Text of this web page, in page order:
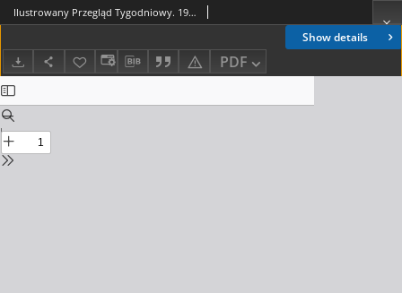
Show details
PDF
Ilustrowany Przegląd Tygodniowy. 1915, R.1, nr 23